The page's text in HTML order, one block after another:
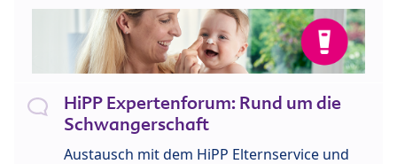
HiPP Expertenforum: Rund um die
Schwangerschaft
Austausch mit dem HiPP Elternservice und